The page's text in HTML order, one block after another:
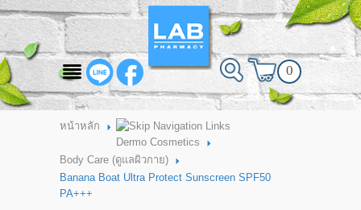
สินค้าที่สนใจ
HOME
ABOUT LAB PHARMACY
PRODUCT
BRANDS
0
หน้าหลัก
Dermo Cosmetics
Body Care (ดูแลผิวกาย)
Banana Boat Ultra Protect Sunscreen SPF50
PA+++